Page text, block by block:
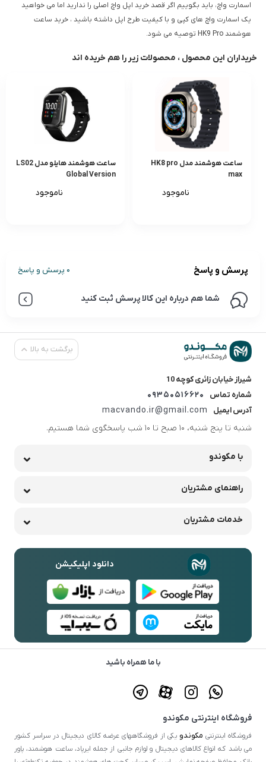
اسمارت واچ، باید بگوییم اگر قصد خرید اپل واچ اصلی را ندارید اما می خواهید
یک اسمارت واچ های کپی و با کیفیت طرح اپل داشته باشید ، خرید ساعت
هوشمند HK9 Pro توصیه می شود.
خریداران این محصول ، محصولات زیر را هم خریده اند
ساعت هوشمند مدل HK8 pro
max
ناموجود
ساعت هوشمند هایلو مدل LS02
Global Version
ناموجود
پرسش و پاسخ 0 پرسش و پاسخ
شما هم درباره این کالا پرسش ثبت کنید
برگشت به بالا
شیراز خیابان زائری کوچه 10
شماره تماس
09350516620
آدرس ایمیل
macvando.ir@gmail.com
شنبه تا پنج شنبه، 10 صبح تا 10 شب پاسخگوی شما هستیم.
با مکوندو
راهنمای مشتریان
خدمات مشتریان
دانلود اپلیکیشن
با ما همراه باشید
فروشگاه اینترنتی مکوندو
فروشگاه اینترنتی مکوندو یکی از فروشگاههای عرضه کالای دیجیتال در سراسر کشور
می باشد که انواع کالاهای دیجیتال و لوازم جانبی از جمله ایرپاد، ساعت هوشمند، پاور